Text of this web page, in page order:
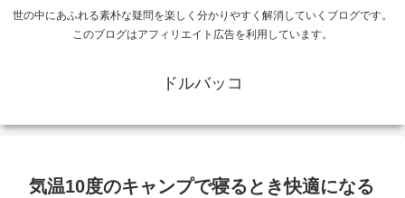
世の中にあふれる素朴な疑問を楽しく分かりやすく解消していくブログです。
このブログはアフィリエイト広告を利用しています。
ドルバッコ
気温10度のキャンプで寝るとき快適になる